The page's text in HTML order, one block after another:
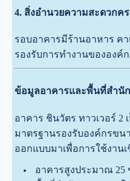
4. สิ่งอำนวยความสะดวกค
รอบอาคารมีร้านอาหาร ค
รองรับการทำงานขององค์
ข้อมูลอาคารและพื้นที่สำนั
อาคาร ชินวัตร ทาวเวอร์ 2
มาตรฐานรองรับองค์กรข
ออกแบบมาเพื่อการใช้งาน
อาคารสูงประมาณ 25